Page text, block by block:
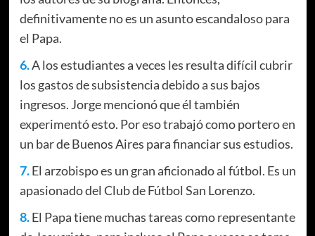
definitivamente no es un asunto escandaloso para
el Papa.
6.A los estudiantes a veces les resulta difícil cubrir
los gastos de subsistencia debido a sus bajos
ingresos. Jorge mencionó que él también
experimentó esto. Por eso trabajó como portero en
un bar de Buenos Aires para financiar sus estudios.
7.El arzobispo es un gran aficionado al fútbol. Es un
apasionado del Club de Fútbol San Lorenzo.
8.El Papa tiene muchas tareas como representante